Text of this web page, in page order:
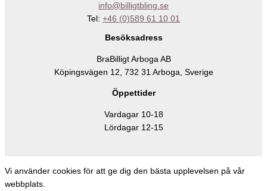
info@billigtbling.se
Tel: +46 (0)589 61 10 01
Besöksadress
BraBilligt Arboga AB
Köpingsvägen 12, 732 31 Arboga, Sverige
Öppettider
Vardagar 10-18
Lördagar 12-15
Vi använder cookies för att ge dig den bästa upplevelsen på vår
webbplats.